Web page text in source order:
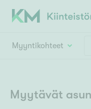
E
Myyntikohteet
Myytävät